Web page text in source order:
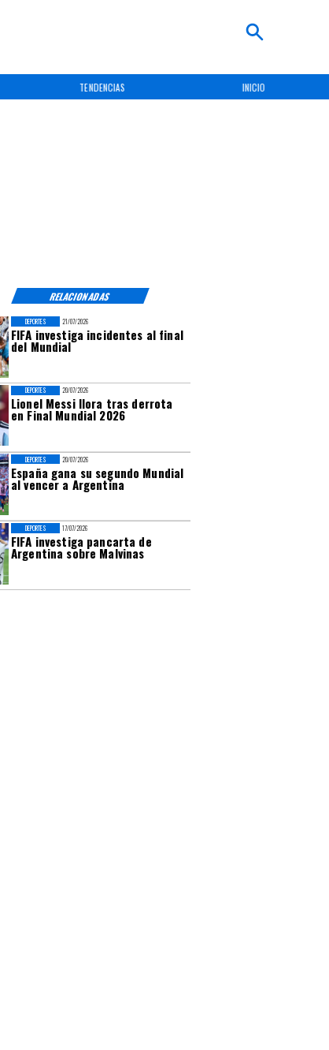
INICIO NACIONAL
RELACIONADAS
21/07/2026
FIFA investiga incidentes al final
del Mundial
DEPORTES
20/07/2026
Lionel Messi llora tras derrota
en Final Mundial 2026
DEPORTES
20/07/2026
España gana su segundo Mundial
al vencer a Argentina
DEPORTES
17/07/2026
FIFA investiga pancarta de
Argentina sobre Malvinas
DEPORTES